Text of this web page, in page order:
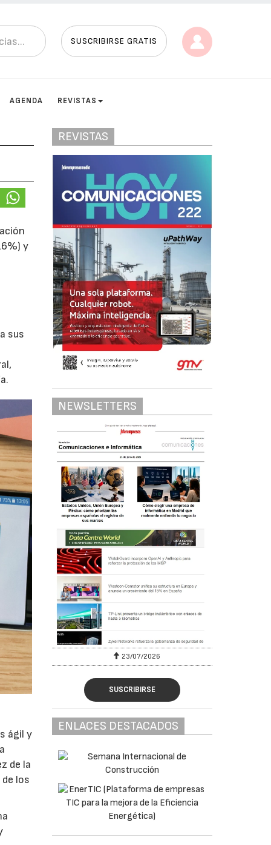
SUSCRIBIRSE GRATIS
AGENDA REVISTAS
y
sus
ágil y
de la
los
REVISTAS
NEWSLETTERS
23/07/2026
SUSCRIBIRSE
ENLACES DESTACADOS